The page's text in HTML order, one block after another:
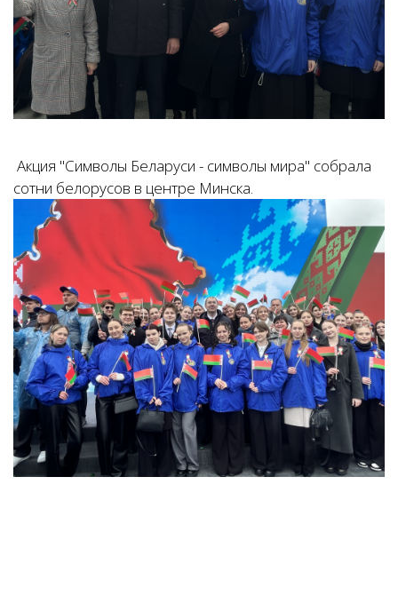
Акция "Символы Беларуси - символы мира" собрала
сотни белорусов в центре Минска.